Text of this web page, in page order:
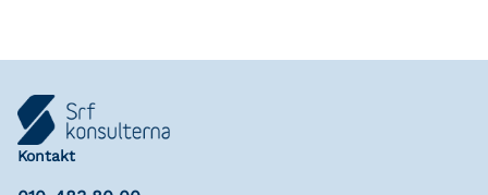
Kontakt